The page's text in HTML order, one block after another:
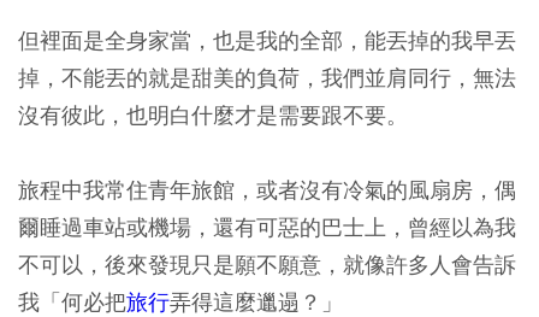
但裡面是全身家當，也是我的全部，能丟掉的我早丟
掉，不能丟的就是甜美的負荷，我們並肩同行，無法
沒有彼此，也明白什麼才是需要跟不要。
旅程中我常住青年旅館，或者沒有冷氣的風扇房，偶
爾睡過車站或機場，還有可惡的巴士上，曾經以為我
不可以，後來發現只是願不願意，就像許多人會告訴
我「何必把旅行弄得這麼邋遢？」